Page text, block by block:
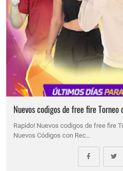
Nuevos codigos de free fire
Rapido! Nuevos codigos de free fire
Nuevos Códigos con Rec…